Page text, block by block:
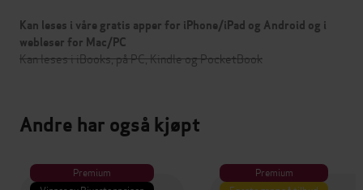
Kan leses i våre gratis apper for iPhone/iPad og Android og i
webleser for Mac/PC
Kan leses i iBooks, på PC, Kindle og PocketBook
Andre har også kjøpt
Premium
Premium